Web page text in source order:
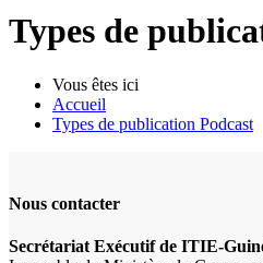
Types de
Vous êtes ici
Accueil
Types de publication Podcast
Nous contacter
Secrétariat Exécutif de ITIE-